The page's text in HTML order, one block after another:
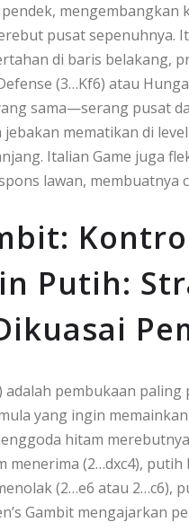
mengembangkan
pusat sepenuhnya.
di baris belakang,
(3…Kf6) atau
sama—serang pusat
mematikan di
Italian Game juga
lawan, membuatnya
Putih:
adalah pembukaan
yang ingin
hitam
menerima (2…dxc4),
(2…e6 atau
Gambit mengajarkan